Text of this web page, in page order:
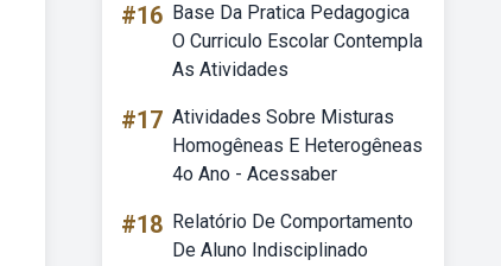
#16 Base Da Pratica Pedagogica
O Curriculo Escolar Contempla
As Atividades
#17 Atividades Sobre Misturas
Homogêneas E Heterogêneas
4o Ano - Acessaber
#18 Relatório De Comportamento
De Aluno Indisciplinado